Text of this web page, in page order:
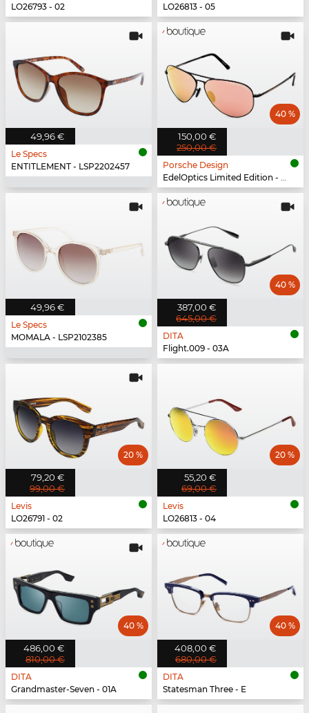
LO26793 - 02
LO26813 - 05
49,96 €
Le Specs
ENTITLEMENT - LSP2202457
150,00 €
250,00 €
40 %
Porsche Design
EdelOptics Limited Edition - EO
49,96 €
Le Specs
MOMALA - LSP2102385
387,00 €
645,00 €
40 %
DITA
Flight.009 - 03A
79,20 €
99,00 €
20 %
Levis
LO26791 - 02
55,20 €
69,00 €
20 %
Levis
LO26813 - 04
486,00 €
810,00 €
40 %
DITA
Grandmaster-Seven - 01A
408,00 €
680,00 €
40 %
DITA
Statesman Three - E